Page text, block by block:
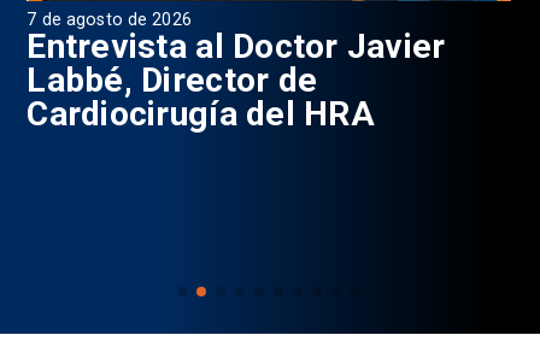
7 de agosto de 2026
Entrevista al Doctor Javier
Labbé, Director de
Cardiocirugía del HRA